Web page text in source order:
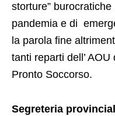
storture”
pandemia e di
la parola fine
tanti reparti dell’
Pronto Soccorso.
Segreteria